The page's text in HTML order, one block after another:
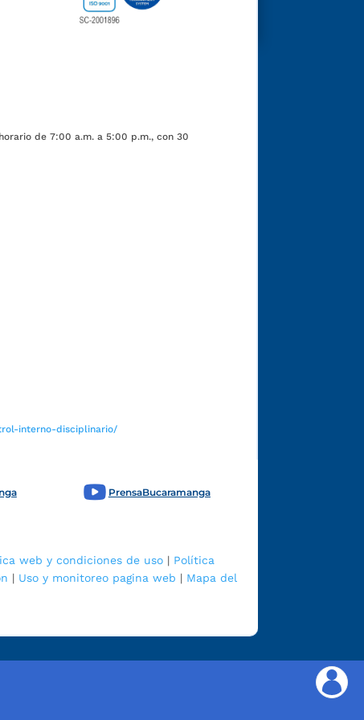
de 7:00 a.m. a 5:00 p.m., con 30
interno-disciplinario/
PrensaBucaramanga
web y condiciones de uso | Política
| Uso y monitoreo pagina web | Mapa del